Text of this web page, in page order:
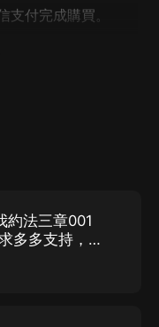
支付完成購買。
菜單欄里【我的-在
，也可撥打客服電
約法三章001
多多支持，訂